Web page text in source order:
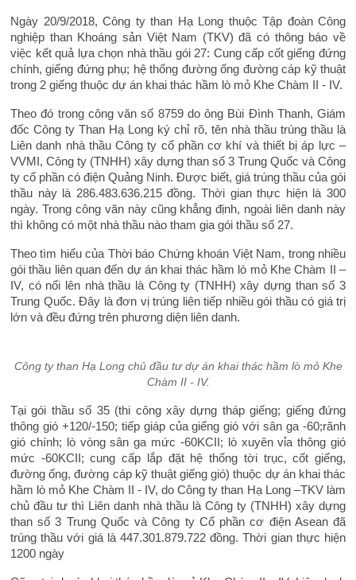
Ngày 20/9/2018, Công ty than Hạ Long thuộc Tập đoàn Công
nghiệp than Khoáng sản Việt Nam (TKV) đã có thông báo về
việc kết quả lựa chọn nhà thầu gói 27: Cung cấp cốt giếng đứng
chính, giếng đứng phụ; hệ thống đường ống đường cáp kỹ thuật
trong 2 giếng thuộc dự án khai thác hầm lò mỏ Khe Chàm II - IV.
Theo đó trong công văn số 8759 do ông Bùi Đình Thanh, Giám
đốc Công ty Than Hạ Long ký chỉ rõ, tên nhà thầu trúng thầu là
Liên danh nhà thầu Công ty cổ phần cơ khí và thiết bị áp lực –
VVMI, Công ty (TNHH) xây dựng than số 3 Trung Quốc và Công
ty cổ phần có điện Quảng Ninh. Được biết, giá trúng thầu của gói
thầu này là 286.483.636.215 đồng. Thời gian thực hiện là 300
ngày. Trong công văn này cũng khẳng định, ngoài liên danh này
thì không có một nhà thầu nào tham gia gói thầu số 27.
Theo tìm hiểu của Thời báo Chứng khoán Việt Nam, trong nhiều
gói thầu liên quan đến dự án khai thác hầm lò mỏ Khe Chàm II –
IV, có nổi lên nhà thầu là Công ty (TNHH) xây dựng than số 3
Trung Quốc. Đây là đơn vị trúng liên tiếp nhiều gói thầu có giá trị
lớn và đều đứng trên phương diện liên danh.
Công ty than Hạ Long chủ đầu tư dự án khai thác hầm lò mỏ Khe
Chàm II - IV.
Tại gói thầu số 35 (thi công xây dựng tháp giếng; giếng đứng
thông gió +120/-150; tiếp giáp của giếng gió với sân ga -60;rãnh
gió chính; lò vòng sân ga mức -60KCII; lò xuyên vỉa thông gió
mức -60KCII; cung cấp lắp đặt hệ thống tời trục, cốt giếng,
đường ống, đường cáp kỹ thuật giếng gió) thuộc dự án khai thác
hầm lò mỏ Khe Chàm II - IV, do Công ty than Hạ Long –TKV làm
chủ đầu tư thì Liên danh nhà thầu là Công ty (TNHH) xây dựng
than số 3 Trung Quốc và Công ty Cổ phần cơ điện Asean đã
trúng thầu với giá là 447.301.879.722 đồng. Thời gian thực hiện
1200 ngày